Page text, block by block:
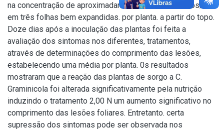
na concentração de aproximadamente 2 x 105 conídios/ml,
em três folhas bem expandidas. por planta. a partir do topo.
Doze dias após a inoculação das plantas foi feita a
avaliação dos sintomas nos diferentes, tratamentos,
através de determinações do comprimento das lesões,
estabelecendo uma média por planta. 0s resultados
mostraram que a reação das plantas de sorgo a C.
Graminicola foi alterada significativamente pela nutrição
induzindo o tratamento 2,00 N um aumento significativo no
comprimento das lesões foliares. Entretanto. certa
supressão dos sintomas pode ser observada nos